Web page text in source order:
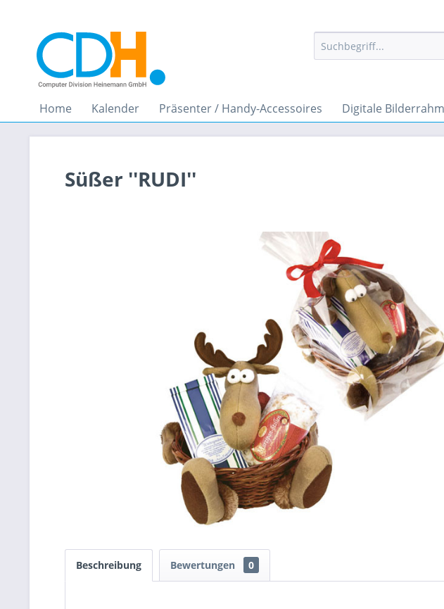
Home Kalender Präsenter / Handy-Accessoires Digitale
Süßer ''RUDI''
Beschreibung Bewertungen 0